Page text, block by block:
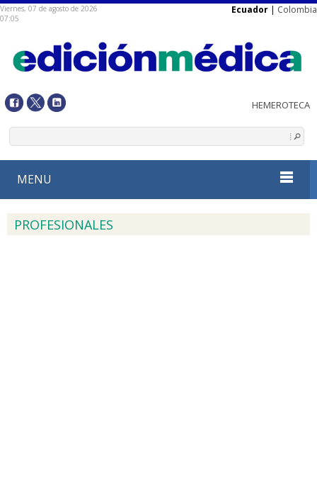
Viernes, 07 de agosto de 2026
07:05
Ecuador | Colombia
MENU
PROFESIONALES